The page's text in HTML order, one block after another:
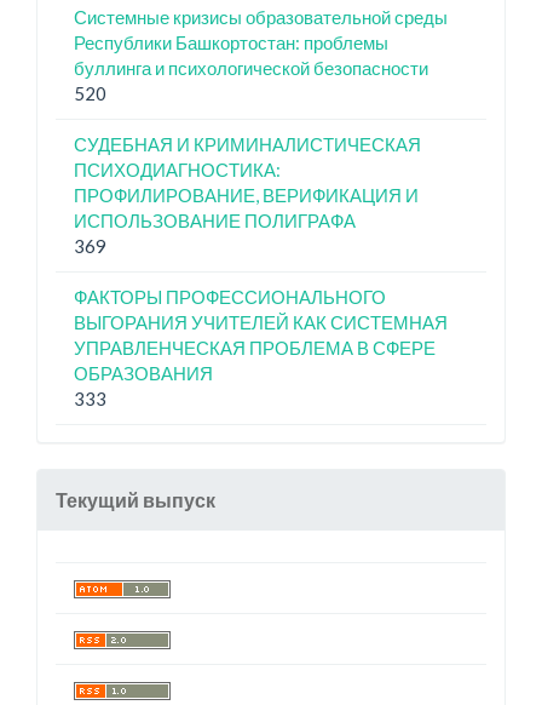
Системные кризисы образовательной среды
Республики Башкортостан: проблемы
буллинга и психологической безопасности
520
СУДЕБНАЯ И КРИМИНАЛИСТИЧЕСКАЯ
ПСИХОДИАГНОСТИКА:
ПРОФИЛИРОВАНИЕ, ВЕРИФИКАЦИЯ И
ИСПОЛЬЗОВАНИЕ ПОЛИГРАФА
369
ФАКТОРЫ ПРОФЕССИОНАЛЬНОГО
ВЫГОРАНИЯ УЧИТЕЛЕЙ КАК СИСТЕМНАЯ
УПРАВЛЕНЧЕСКАЯ ПРОБЛЕМА В СФЕРЕ
ОБРАЗОВАНИЯ
333
Текущий выпуск